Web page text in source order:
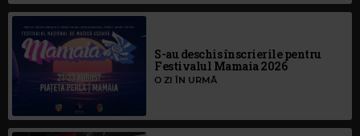
S-au deschis înscrierile pentru
Festivalul Mamaia 2026
O ZI ÎN URMĂ